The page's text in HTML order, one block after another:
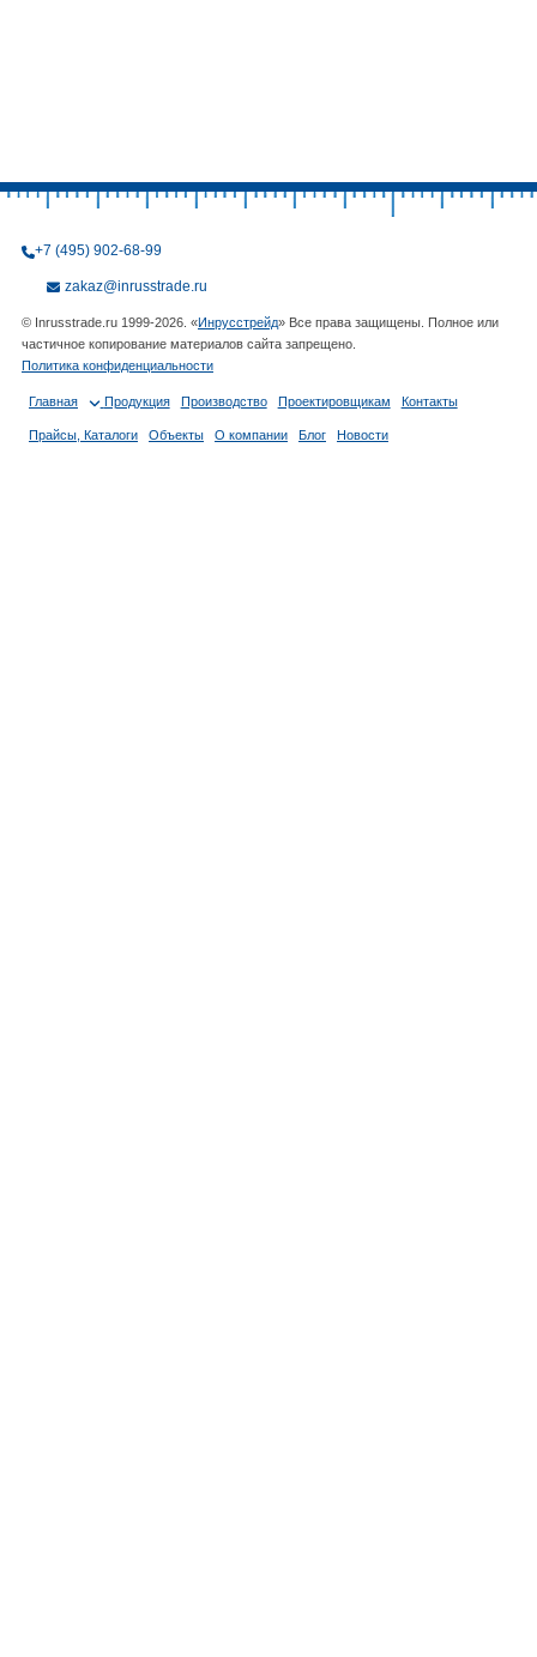
+7 (495) 902-68-99
zakaz@inrusstrade.ru
© Inrusstrade.ru 1999-2026. «Инрусстрейд» Все права защищены. Полное или
частичное копирование материалов сайта запрещено.
Политика конфиденциальности
Главная Продукция Производство Проектировщикам Контакты
Прайсы, Каталоги Объекты О компании Блог Новости